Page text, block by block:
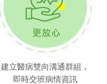
建立醫病雙向溝通群組，
即時交班病情資訊